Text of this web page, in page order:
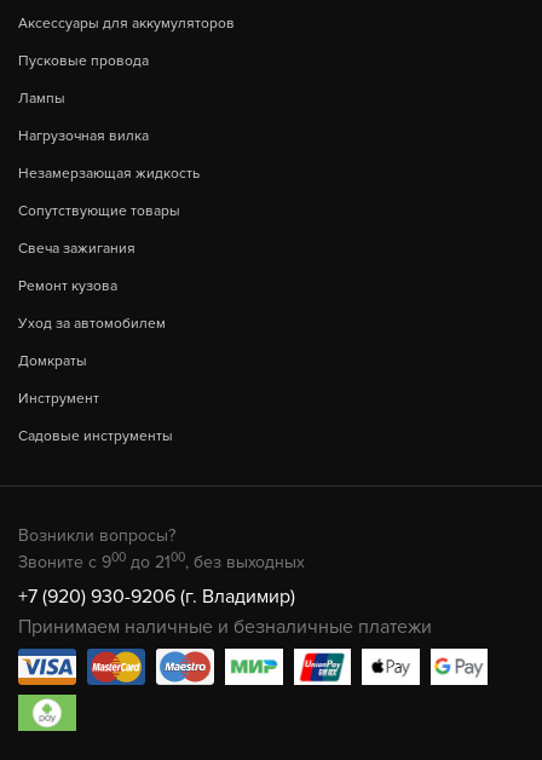
Аксессуары для аккумуляторов
Пусковые провода
Лампы
Нагрузочная вилка
Незамерзающая жидкость
Сопутствующие товары
Свеча зажигания
Ремонт кузова
Уход за автомобилем
Домкраты
Инструмент
Садовые инструменты
Возникли вопросы?
Звоните с 900 до 2100, без выходных
+7 (920) 930-9206 (г. Владимир)
Принимаем наличные и безналичные платежи